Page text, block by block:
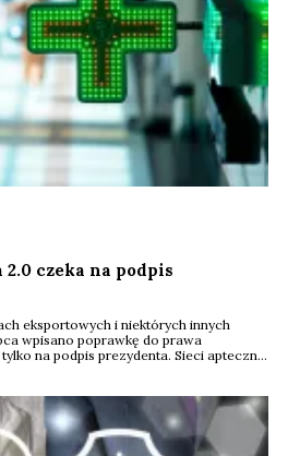
czeka na podpis
eksportowych i niektórych innych
wpisano poprawkę do prawa
na podpis prezydenta. Sieci apteczne